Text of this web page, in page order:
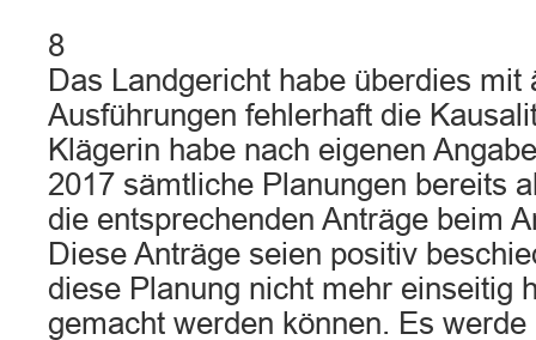
8
Das Landgericht habe überdies mit
Ausführungen fehlerhaft die
Klägerin habe nach eigenen
2017 sämtliche Planungen bereits
die entsprechenden Anträge beim
Diese Anträge seien positiv
diese Planung nicht mehr einseitig
gemacht werden können. Es